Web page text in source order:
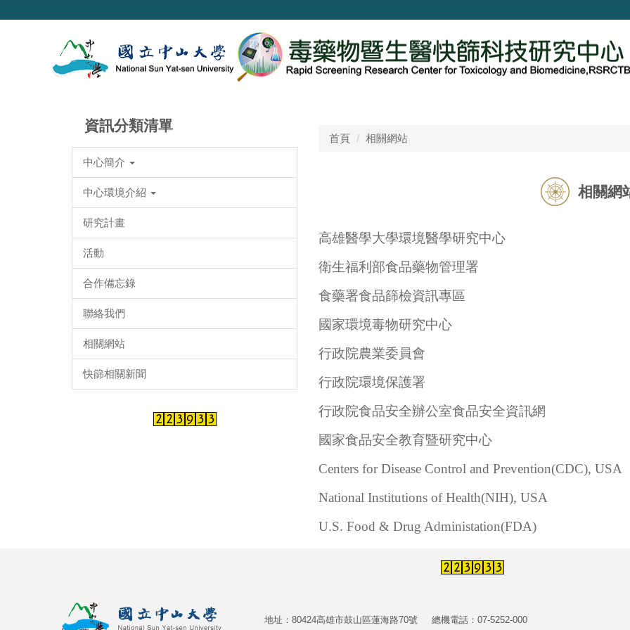
資訊分類清單
中心簡介
中心環境介紹
研究計畫
活動
合作備忘錄
聯絡我們
相關網站
快篩相關新聞
首頁 相關網站
相關網
高雄醫學大學環境醫學研究中心
衛生福利部食品藥物管理署
食藥署食品篩檢資訊專區
國家環境毒物研究中心
行政院農業委員會
行政院環境保護署
行政院食品安全辦公室食品安全資訊網
國家食品安全教育暨研究中心
Centers for Disease Control and Prevention(CDC), USA
National Institutions of Health(NIH), USA
U.S. Food & Drug Administation(FDA)
地址：80424高雄市鼓山區蓮海路70號 總機電話：07-5252-000